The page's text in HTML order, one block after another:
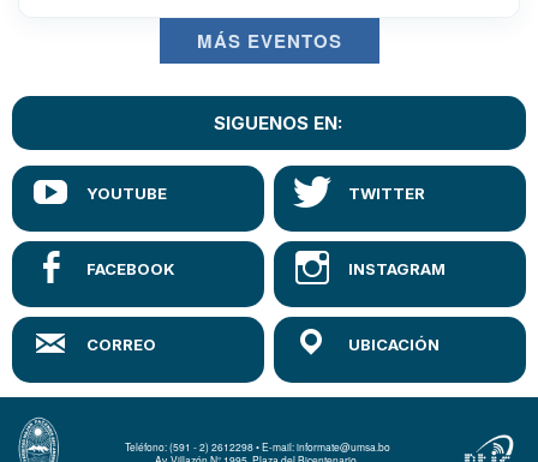
MÁS EVENTOS
SIGUENOS EN:
Teléfono: (591 - 2) 2612298 • E-mail: informate@umsa.bo